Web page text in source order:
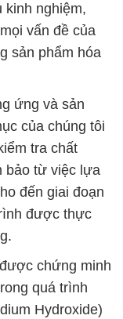
kinh nghiệm,
vấn đề của
sản phẩm hóa
ứng và sản
của chúng tôi
tra chất
bảo từ việc lựa
đến giai đoạn
được thực
chứng minh
quá trình
Hydroxide)